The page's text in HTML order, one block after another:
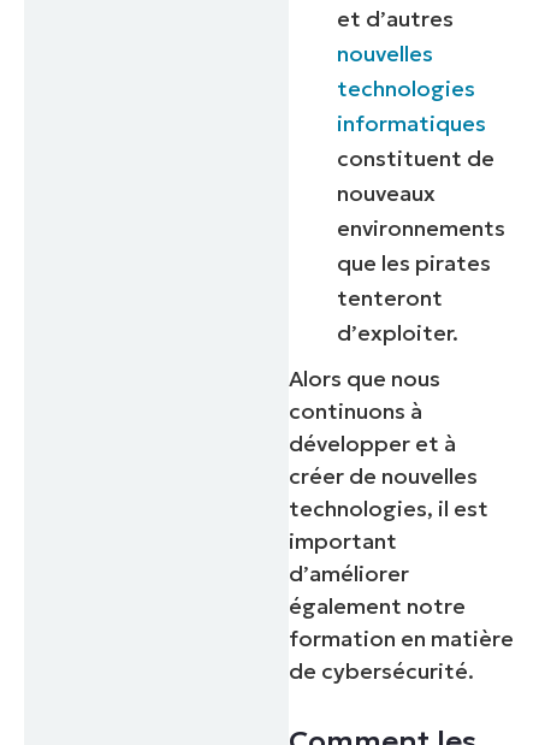
et d’autres
nouvelles
technologies
informatiques
constituent de
nouveaux
environnements
que les pirates
tenteront
d’exploiter.
Alors que nous
continuons à
développer et à
créer de nouvelles
technologies, il est
important
d’améliorer
également notre
formation en matière
de cybersécurité.